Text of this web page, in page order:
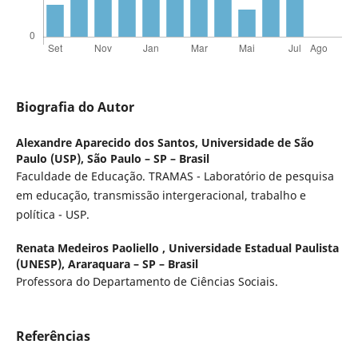
Biografia do Autor
Alexandre Aparecido dos Santos, Universidade de São
Paulo (USP), São Paulo – SP – Brasil
Faculdade de Educação. TRAMAS - Laboratório de pesquisa
em educação, transmissão intergeracional, trabalho e
política - USP.
Renata Medeiros Paoliello , Universidade Estadual Paulista
(UNESP), Araraquara – SP – Brasil
Professora do Departamento de Ciências Sociais.
Referências